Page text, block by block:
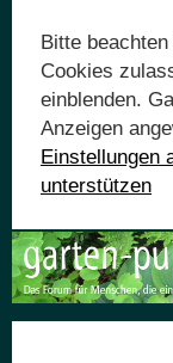
Bitte
Cookies
einblenden.
Anzeigen
Einstellungen
unterstützen